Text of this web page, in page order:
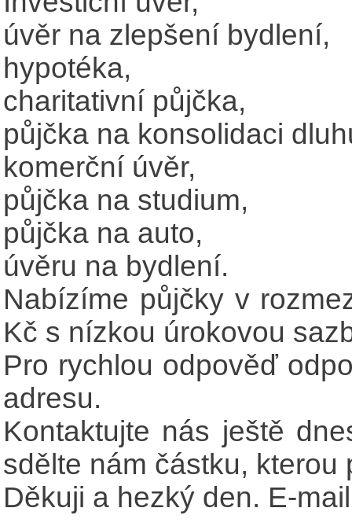
úvěr na zlepšení bydlení,
hypotéka,
charitativní půjčka,
půjčka na konsolidaci
komerční úvěr,
půjčka na studium,
půjčka na auto,
úvěru na bydlení.
Nabízíme půjčky v
Kč s nízkou úrokovou
Pro rychlou odpověď
adresu.
Kontaktujte nás ještě
sdělte nám částku, kterou
Děkuji a hezký den. E-